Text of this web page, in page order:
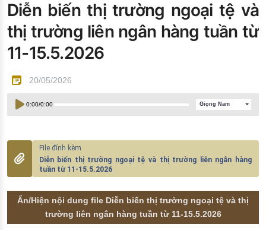
Đào tạo ISO
Diễn biến thị trường ngoại tệ và
thị trường liên ngân hàng tuần từ
11-15.5.2026
20/05/2026
0:00/0:00 Giọng Nam
Diễn biến thị trường ngoại tệ và thị trường liên ngân hàng
tuần từ 11-15.5.2026
Ẩn/Hiện nội dung file Diễn biến thị trường ngoại tệ và thị
trường liên ngân hàng tuần từ 11-15.5.2026